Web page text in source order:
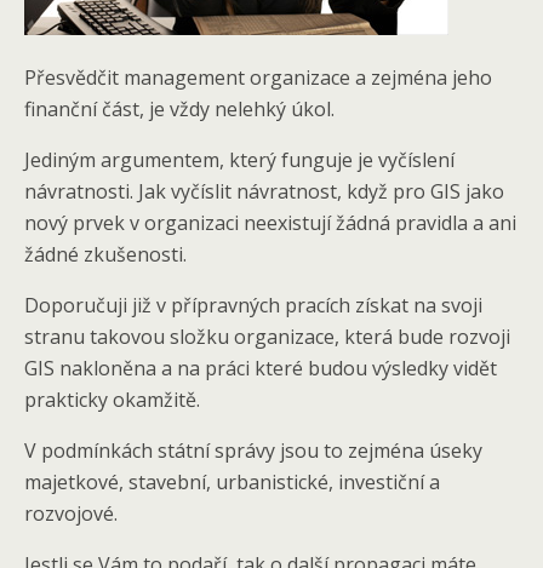
Přesvědčit management organizace a zejména jeho
finanční část, je vždy nelehký úkol.
Jediným argumentem, který funguje je vyčíslení
návratnosti. Jak vyčíslit návratnost, když pro GIS jako
nový prvek v organizaci neexistují žádná pravidla a ani
žádné zkušenosti.
Doporučuji již v přípravných pracích získat na svoji
stranu takovou složku organizace, která bude rozvoji
GIS nakloněna a na práci které budou výsledky vidět
prakticky okamžitě.
V podmínkách státní správy jsou to zejména úseky
majetkové, stavební, urbanistické, investiční a
rozvojové.